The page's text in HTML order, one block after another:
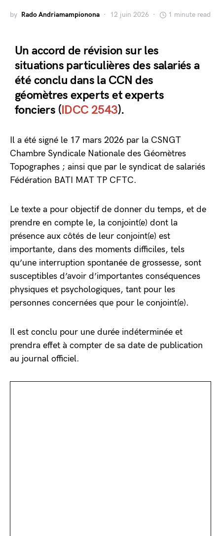
by Rado Andriamampionona 12 juin 2026 1 minute read
Un accord de révision sur les
situations particulières des salariés a
été conclu dans la CCN des
géomètres experts et experts
fonciers (IDCC 2543).
Il a été signé le 17 mars 2026 par la CSNGT
Chambre Syndicale Nationale des Géomètres
Topographes ; ainsi que par le syndicat de salariés
Fédération BATI MAT TP CFTC.
Le texte a pour objectif de donner du temps, et de
prendre en compte le, la conjoint(e) dont la
présence aux côtés de leur conjoint(e) est
importante, dans des moments difficiles, tels
qu’une interruption spontanée de grossesse, sont
susceptibles d’avoir d’importantes conséquences
physiques et psychologiques, tant pour les
personnes concernées que pour le conjoint(e).
Il est conclu pour une durée indéterminée et
prendra effet à compter de sa date de publication
au journal officiel.